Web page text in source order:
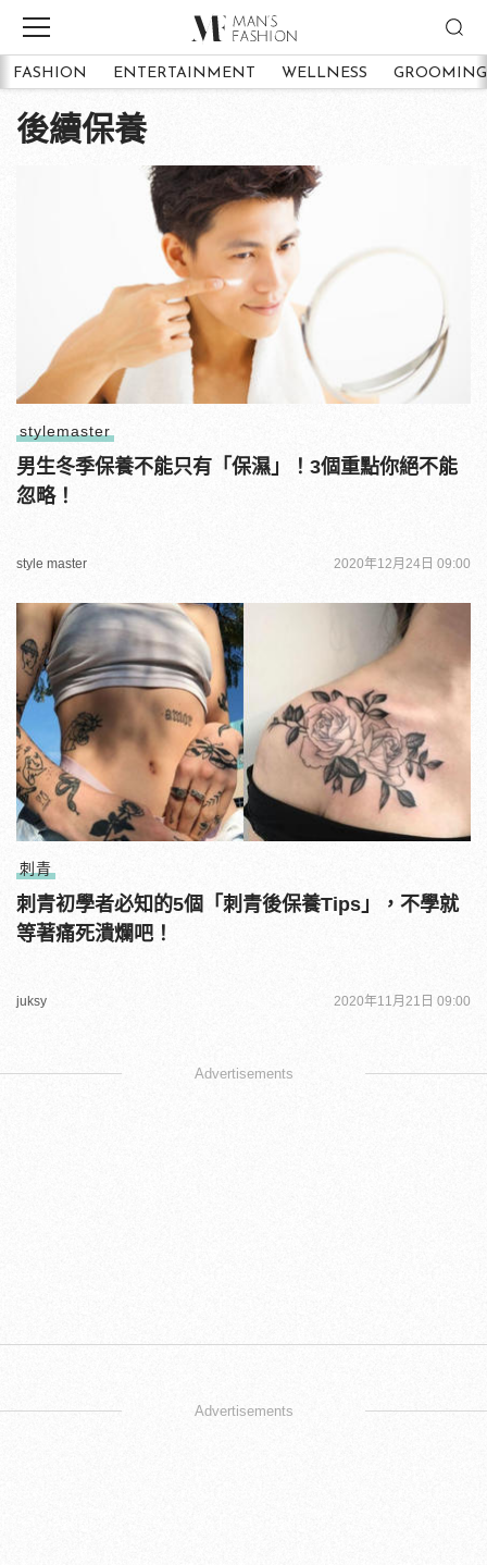
FASHION ENTERTAINMENT WELLNESS GROOMING
後續保養
stylemaster
男生冬季保養不能只有「保濕」！3個重點你絕不能
忽略！
style master 2020年12月24日 09:00
刺青
刺青初學者必知的5個「刺青後保養Tips」，不學就
等著痛死潰爛吧！
juksy 2020年11月21日 09:00
Advertisements
Advertisements